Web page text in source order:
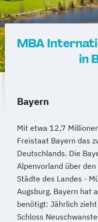
MBA
in
Bayern
Mit etwa 12,7
Freistaat Bayern das
Deutschlands. Die
Alpenvorland über
Städte des Landes -
Augsburg. Bayern hat
benötigt: Jährlich
Schloss